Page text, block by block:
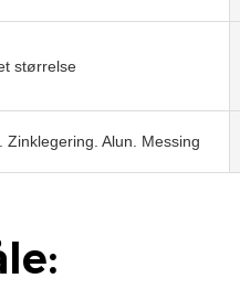
størrelse
Zinklegering. Alun. Messing